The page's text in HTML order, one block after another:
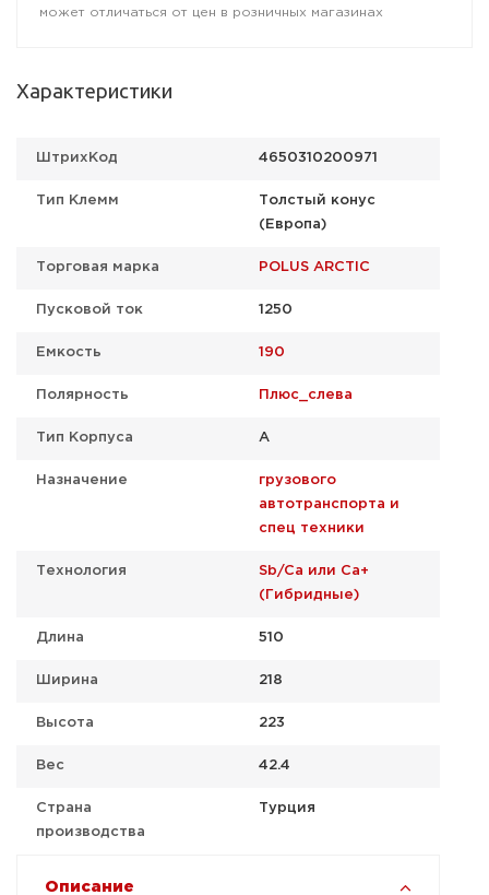
может отличаться от цен в розничных магазинах
Характеристики
ШтрихКод 4650310200971
Тип Клемм
Толстый конус
(Европа)
Торговая марка POLUS ARCTIC
Пусковой ток 1250
Емкость 190
Полярность Плюс_слева
Тип Корпуса А
Назначение
грузового
автотранспорта и
спец техники
Технология
Sb/Ca или Ca+
(Гибридные)
Длина 510
Ширина 218
Высота 223
Вес 42.4
Страна
производства
Турция
Описание